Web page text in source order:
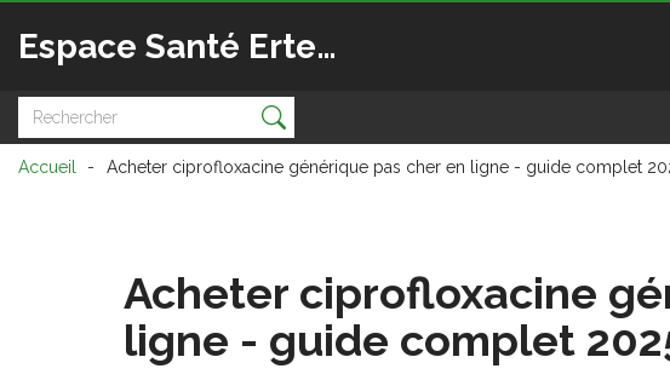
Espace Santé Ertedis
Accueil Acheter ciprofloxacine générique pas cher en ligne - guide complet
Acheter ciprofloxacine
ligne - guide complet